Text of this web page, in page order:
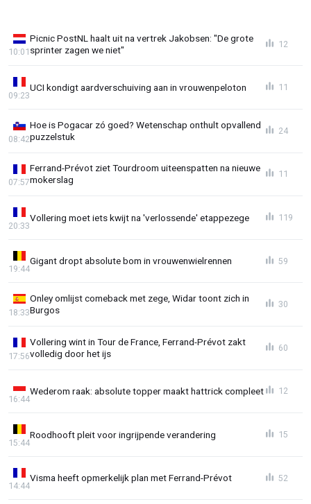
Picnic PostNL haalt uit na vertrek Jakobsen: "De grote
sprinter zagen we niet"
10:01
12
UCI kondigt aardverschuiving aan in vrouwenpeloton
09:23
11
Hoe is Pogacar zó goed? Wetenschap onthult opvallend
puzzelstuk
08:42
24
Ferrand-Prévot ziet Tourdroom uiteenspatten na nieuwe
mokerslag
07:57
11
Vollering moet iets kwijt na 'verlossende' etappezege
20:33
119
Gigant dropt absolute bom in vrouwenwielrennen
19:44
59
Onley omlijst comeback met zege, Widar toont zich in
Burgos
18:33
30
Vollering wint in Tour de France, Ferrand-Prévot zakt
volledig door het ijs
17:56
60
Wederom raak: absolute topper maakt hattrick compleet
16:44
12
Roodhooft pleit voor ingrijpende verandering
15:44
15
Visma heeft opmerkelijk plan met Ferrand-Prévot
14:44
52